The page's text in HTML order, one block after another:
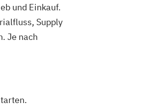
und Einkauf.
Supply
Je nach